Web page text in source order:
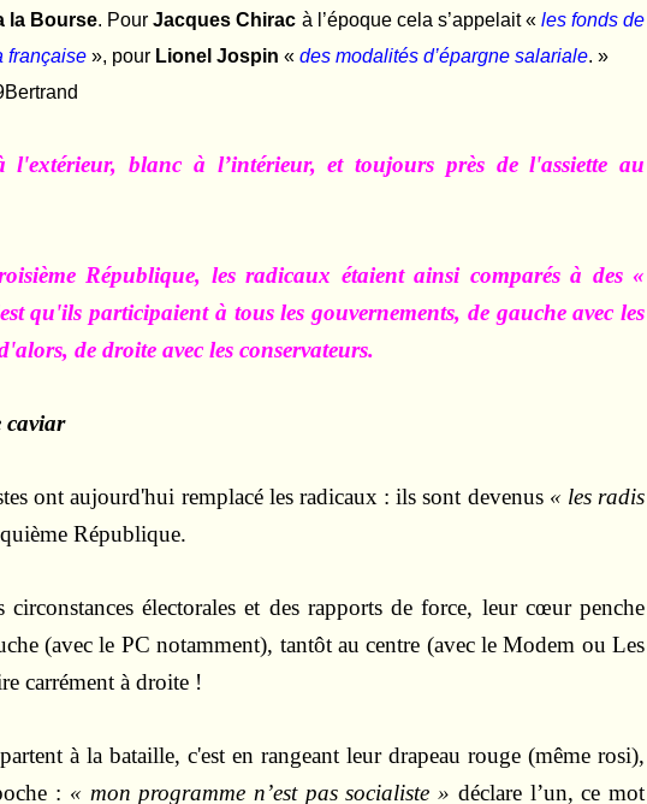
la Bourse. Pour Jacques Chirac à l’époque cela s’appelait « les fonds de
française », pour Lionel Jospin « des modalités d’épargne salariale. »
l'extérieur, blanc à l’intérieur, et toujours près de l'assiette au
République, les radicaux étaient ainsi comparés à des «
qu'ils participaient à tous les gouvernements, de gauche avec les
de droite avec les conservateurs.
caviar
ont aujourd'hui remplacé les radicaux : ils sont devenus « les radis
République.
circonstances électorales et des rapports de force, leur cœur penche
(avec le PC notamment), tantôt au centre (avec le Modem ou Les
carrément à droite !
à la bataille, c'est en rangeant leur drapeau rouge (même rosi),
: « mon programme n’est pas socialiste » déclare l’un, ce mot